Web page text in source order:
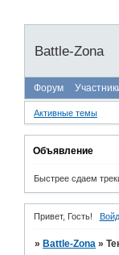
Battle-Zona
Форум
Активные темы
Объявление
Быстрее сдаем
Привет, Гость!
» Battle-Zona »